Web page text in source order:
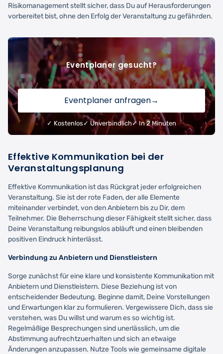
Risikomanagement stellt sicher, dass Du auf Herausforderungen
vorbereitet bist, ohne den Erfolg der Veranstaltung zu gefährden.
Eventplaner gesucht?
Eventplaner anfragen→
✓ Kostenlos ✓ Unverbindlich ✓ In 2 Minuten
Effektive Kommunikation bei der
Veranstaltungsplanung
Effektive Kommunikation ist das Rückgrat jeder erfolgreichen
Veranstaltung. Sie ist der rote Faden, der alle Elemente
miteinander verbindet, von den Anbietern bis zu Dir, dem
Teilnehmer. Die Beherrschung dieser Fähigkeit stellt sicher, dass
Deine Veranstaltung reibungslos abläuft und einen bleibenden
positiven Eindruck hinterlässt.
Verbindung zu Anbietern und Dienstleistern
Sorge zunächst für eine klare und konsistente Kommunikation mit
Anbietern und Dienstleistern. Diese Beziehung ist von
entscheidender Bedeutung. Beginne damit, Deine Vorstellungen
und Erwartungen klar zu formulieren. Vergewissere Dich, dass sie
verstehen, was Du willst und warum es so wichtig ist.
Regelmäßige Besprechungen sind unerlässlich, um die
Abstimmung aufrechtzuerhalten und sich an etwaige
Änderungen anzupassen. Nutze Tools wie gemeinsame digitale